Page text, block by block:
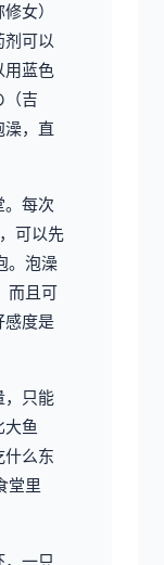
女）
剂可以
用蓝色
（吉
澡，直
。每次
可以先
。泡澡
而且可
感度是
，只能
鱼
什么东
堂里